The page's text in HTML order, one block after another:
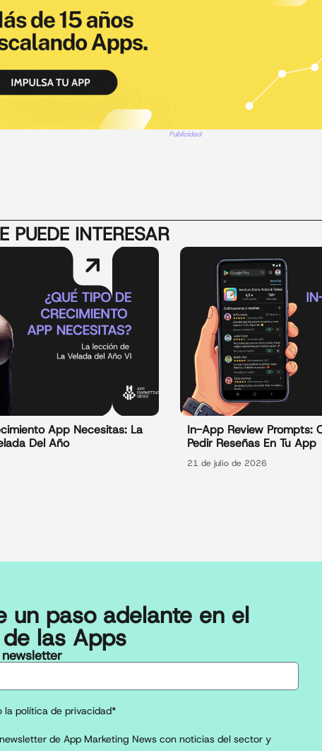
Publicidad
PUEDE INTERESAR
App Necesitas: La
Del Año
In-App Review Prompts:
Pedir Reseñas En Tu App
21 de julio de 2026
un paso adelante en el
las Apps
la política de privacidad*
de App Marketing News con noticias del sector y